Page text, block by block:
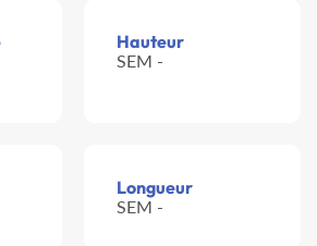
Hauteur
SEM -
Longueur
SEM -